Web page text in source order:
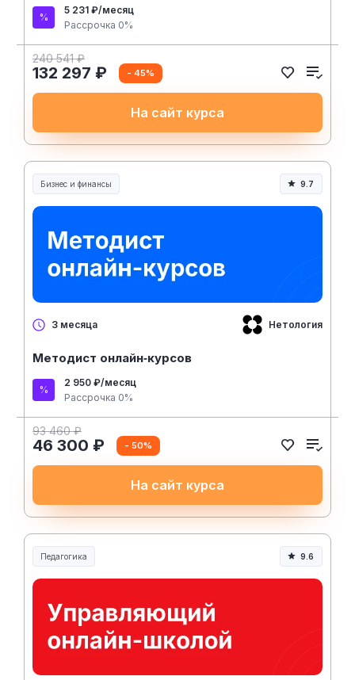
5 231 ₽/месяц
Рассрочка 0%
240 541 ₽
132 297 ₽ - 45%
На сайт курса
Бизнес и финансы 9.7
3 месяца Нетология
Методист онлайн‑курсов
2 950 ₽/месяц
Рассрочка 0%
93 460 ₽
46 300 ₽ - 50%
На сайт курса
Педагогика
Образование и педагогика
9.6